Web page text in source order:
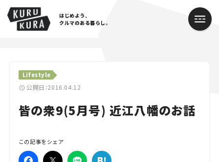
はじめよう、
クルマのある暮らし。
Lifestyle
公開日：2016.04.12
皆の衆9(5月号) 近江八幡のお話
この記事をシェア
Cars
Lifestyle
Special